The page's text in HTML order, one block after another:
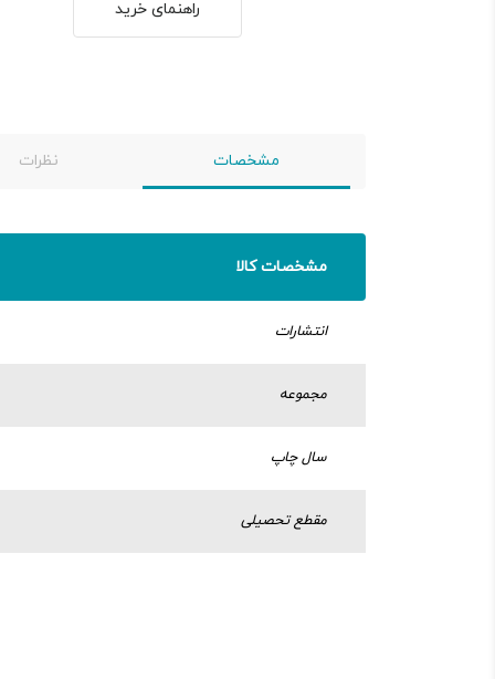
راهنمای خرید
مشخصات نظرات
مشخصات کالا
انتشارات
مجموعه
سال چاپ
مقطع تحصیلی